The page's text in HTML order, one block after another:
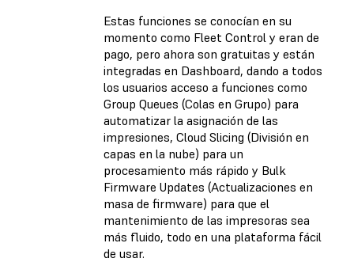
Estas funciones se conocían en su
momento como Fleet Control y eran de
pago, pero ahora son gratuitas y están
integradas en Dashboard, dando a todos
los usuarios acceso a funciones como
Group Queues (Colas en Grupo) para
automatizar la asignación de las
impresiones, Cloud Slicing (División en
capas en la nube) para un
procesamiento más rápido y Bulk
Firmware Updates (Actualizaciones en
masa de firmware) para que el
mantenimiento de las impresoras sea
más fluido, todo en una plataforma fácil
de usar.